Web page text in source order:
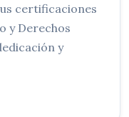
certificaciones
y Derechos
y